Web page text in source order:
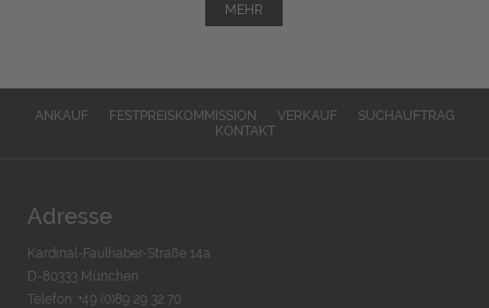
MEHR
ANKAUF FESTPREISKOMMISSION VERKAUF
SUCHAUFTRAG
KONTAKT
Adresse
Kardinal-Faulhaber-Straße 14a
D-80333 München
Telefon: +49 (0)89 29 32 70